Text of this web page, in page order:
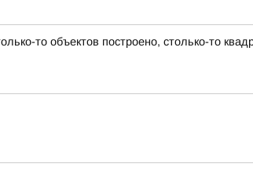
то объектов построено, столько-то